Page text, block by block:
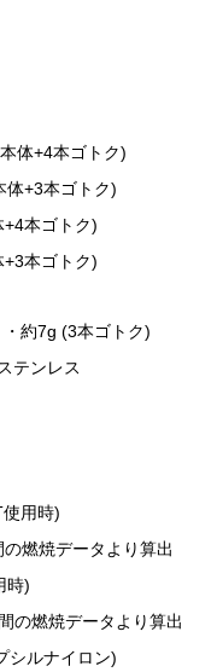
体+4本ゴトク)
体+3本ゴトク)
本ゴトク)
本ゴトク)
約7g (3本ゴトク)
テンレス
用時)
燃焼データより算出
時)
の燃焼データより算出
シルナイロン)